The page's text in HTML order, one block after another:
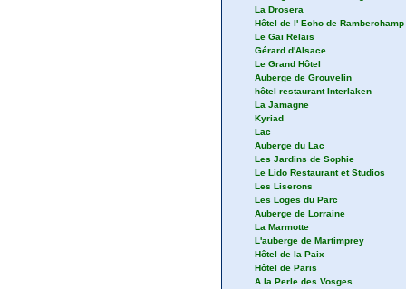
La Drosera
Hôtel de l' Echo de Ramberchamp
Le Gai Relais
Gérard d'Alsace
Le Grand Hôtel
Auberge de Grouvelin
hôtel restaurant Interlaken
La Jamagne
Kyriad
Lac
Auberge du Lac
Les Jardins de Sophie
Le Lido Restaurant et Studios
Les Liserons
Les Loges du Parc
Auberge de Lorraine
La Marmotte
L'auberge de Martimprey
Hôtel de la Paix
Hôtel de Paris
A la Perle des Vosges